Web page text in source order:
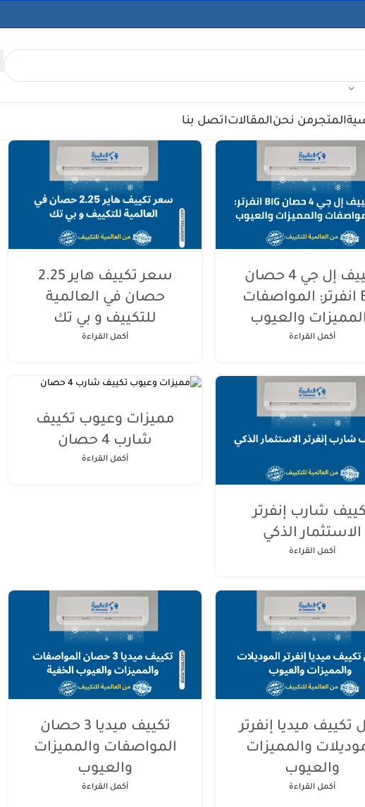
المتجرمن نحنالمقالاتاتصل بنا
تكييف إل جي 4 حصان
BIG انفرتر: المواصفات
والعيوب
أكمل القراءة
سعر تكييف هاير 2.25
حصان في العالمية
للتكييف و بي تك
أكمل القراءة
شارب إنفرتر
الاستثمار الذكي
أكمل القراءة
مميزات وعيوب تكييف
شارب 4 حصان
أكمل القراءة
تكييف ميديا إنفرتر
والمميزات
والعيوب
أكمل القراءة
تكييف ميديا 3 حصان
المواصفات والمميزات
والعيوب
أكمل القراءة